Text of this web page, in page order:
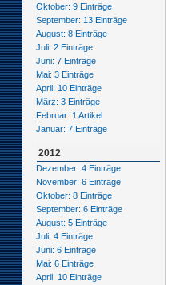
Oktober: 9 Einträge
September: 13 Einträge
August: 8 Einträge
Juli: 2 Einträge
Juni: 7 Einträge
Mai: 3 Einträge
April: 10 Einträge
März: 3 Einträge
Februar: 1 Artikel
Januar: 7 Einträge
2012
Dezember: 4 Einträge
November: 6 Einträge
Oktober: 8 Einträge
September: 6 Einträge
August: 5 Einträge
Juli: 4 Einträge
Juni: 6 Einträge
Mai: 6 Einträge
April: 10 Einträge